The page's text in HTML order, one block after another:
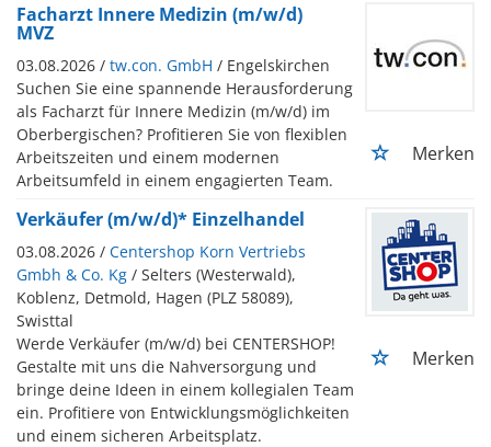
Facharzt Innere Medizin (m/w/d)
MVZ
03.08.2026 / tw.con. GmbH / Engelskirchen
Suchen Sie eine spannende Herausforderung
als Facharzt für Innere Medizin (m/w/d) im
Oberbergischen? Profitieren Sie von flexiblen
Arbeitszeiten und einem modernen
Arbeitsumfeld in einem engagierten Team.
Merken
Verkäufer (m/w/d)* Einzelhandel
03.08.2026 / Centershop Korn Vertriebs
Gmbh & Co. Kg / Selters (Westerwald),
Koblenz, Detmold, Hagen (PLZ 58089),
Swisttal
Werde Verkäufer (m/w/d) bei CENTERSHOP!
Gestalte mit uns die Nahversorgung und
bringe deine Ideen in einem kollegialen Team
ein. Profitiere von Entwicklungsmöglichkeiten
und einem sicheren Arbeitsplatz.
Merken